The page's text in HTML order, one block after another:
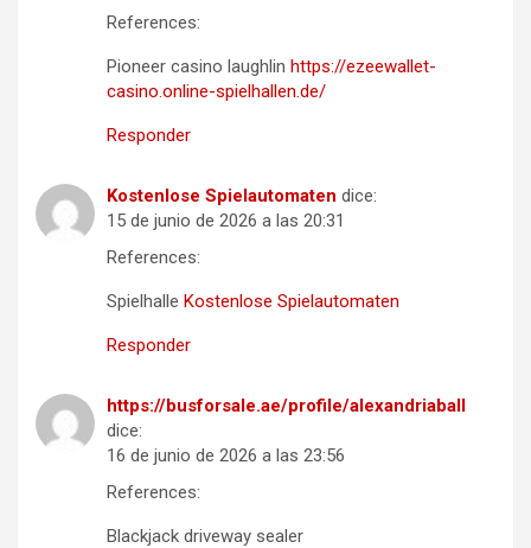
References:
Pioneer casino laughlin https://ezeewallet-
casino.online-spielhallen.de/
Responder
Kostenlose Spielautomaten dice:
15 de junio de 2026 a las 20:31
References:
Spielhalle Kostenlose Spielautomaten
Responder
https://busforsale.ae/profile/alexandriaball
dice:
16 de junio de 2026 a las 23:56
References:
Blackjack driveway sealer